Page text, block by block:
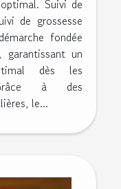
Suivi de
de grossesse
fondée
garantissant un
dès les
à des
le...